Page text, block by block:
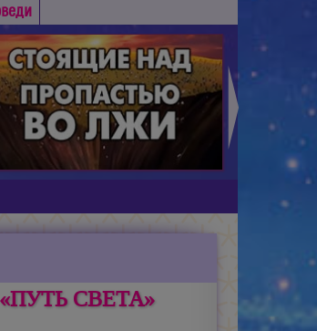
►
«ПУТЬ СВЕТА»